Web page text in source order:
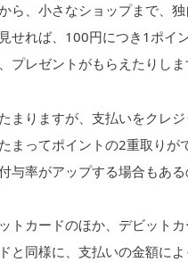
ら、小さなショップまで、
せれば、100円につき1ポイ
レゼントがもらえたりしま
まりますが、支払いをクレ
まってポイントの2重取りが
与率がアップする場合もあ
トカードのほか、デビットカ
と同様に、支払いの金額に